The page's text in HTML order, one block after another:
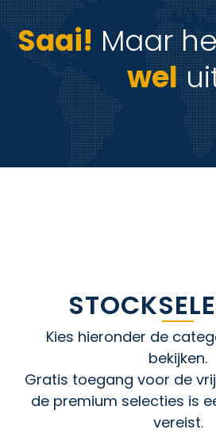
Saai! Maar
wel
Kies hieronder de
bekijken.
Gratis toegang voor de
de premium selecties is
vereist.